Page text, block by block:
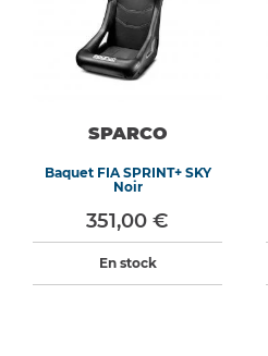
SPARCO
Baquet FIA SPRINT+ SKY
Noir
351,00 €
En stock